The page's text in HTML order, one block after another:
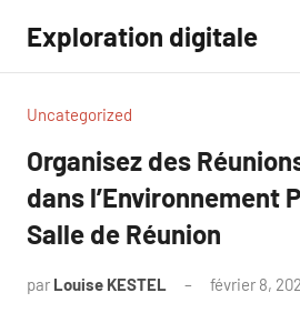
contenu
Exploration digitale
Uncategorized
Organisez des
dans l’Environnement
Salle de Réunion
par Louise KESTEL février 8,